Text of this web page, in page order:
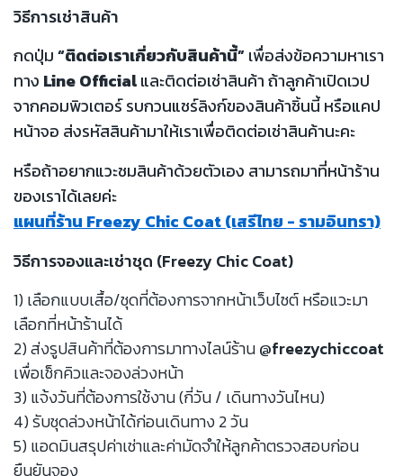
วิธีการเช่าสินค้า
กดปุ่ม“ติดต่อเราเกี่ยวกับสินค้านี้”เพื่อส่งข้อความหาเรา
ทาง Line Officialและติดต่อเช่าสินค้า ถ้าลูกค้าเปิดเวป
จากคอมพิวเตอร์ รบกวนแชร์ลิงก์ของสินค้าชิ้นนี้ หรือแคป
หน้าจอ ส่งรหัสสินค้ามาให้เราเพื่อติดต่อเช่าสินค้านะคะ
หรือถ้าอยากแวะชมสินค้าด้วยตัวเอง สามารถมาที่หน้าร้าน
ของเราได้เลยค่ะ
แผนที่ร้าน Freezy Chic Coat (เสรีไทย - รามอินทรา)
วิธีการจองและเช่าชุด (Freezy Chic Coat)
1) เลือกแบบเสื้อ/ชุดที่ต้องการจากหน้าเว็บไซต์ หรือแวะมา
เลือกที่หน้าร้านได้
2) ส่งรูปสินค้าที่ต้องการมาทางไลน์ร้าน@freezychiccoat
เพื่อเช็กคิวและจองล่วงหน้า
3) แจ้งวันที่ต้องการใช้งาน (กี่วัน / เดินทางวันไหน)
4) รับชุดล่วงหน้าได้ก่อนเดินทาง 2 วัน
5) แอดมินสรุปค่าเช่าและค่ามัดจำให้ลูกค้าตรวจสอบก่อน
ยืนยันจอง